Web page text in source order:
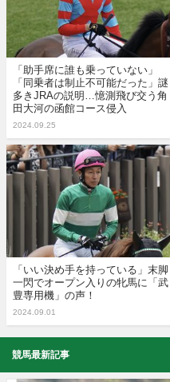
「助手席に誰も乗っていない」
「同乗者は制止不可能だった」謎
多きJRAの説明…憶測飛び交う角
田大河の函館コース侵入
2024.09.25
「いい決め手を持っている」末脚
一閃でオープン入りの牝馬に「武
豊専用機」の声！
2024.09.01
競馬最新記事